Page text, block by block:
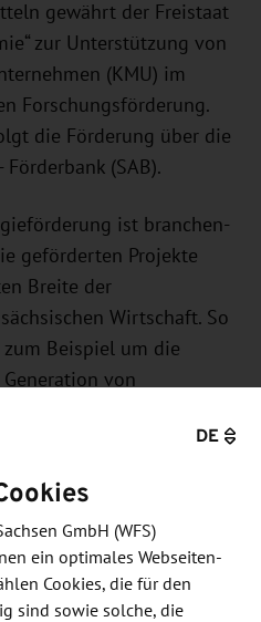
gewährt der Freistaat
zur Unterstützung von
(KMU) im
Forschungsförderung.
die Förderung über die
(SAB).
ist branchen-
geförderten Projekte
Breite der
Wirtschaft. So
Beispiel um die
von
um eine schnelle
von Musikinstrumenten.
wissenschaftlichen
und
DE
GmbH (WFS)
ein optimales Webseiten-
Cookies, die für den
sind sowie solche, die